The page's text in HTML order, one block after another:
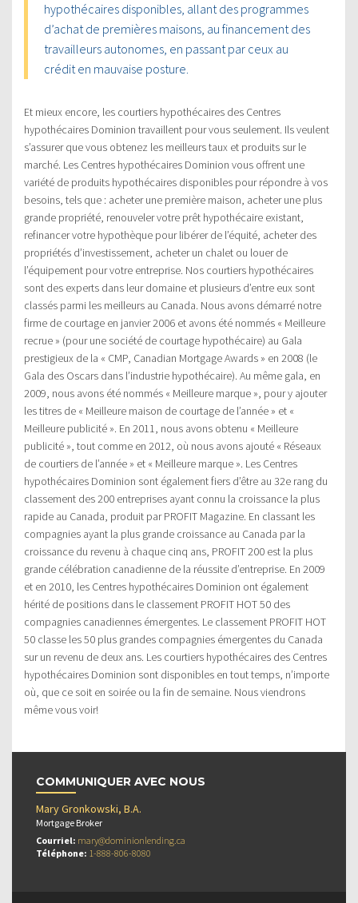
hypothécaires disponibles, allant des programmes
d’achat de premières maisons, au financement des
travailleurs autonomes, en passant par ceux au
crédit en mauvaise posture.
Et mieux encore, les courtiers hypothécaires des Centres
hypothécaires Dominion travaillent pour vous seulement. Ils veulent
s’assurer que vous obtenez les meilleurs taux et produits sur le
marché. Les Centres hypothécaires Dominion vous offrent une
variété de produits hypothécaires disponibles pour répondre à vos
besoins, tels que : acheter une première maison, acheter une plus
grande propriété, renouveler votre prêt hypothécaire existant,
refinancer votre hypothèque pour libérer de l’équité, acheter des
propriétés d’investissement, acheter un chalet ou louer de
l’équipement pour votre entreprise. Nos courtiers hypothécaires
sont des experts dans leur domaine et plusieurs d’entre eux sont
classés parmi les meilleurs au Canada. Nous avons démarré notre
firme de courtage en janvier 2006 et avons été nommés « Meilleure
recrue » (pour une société de courtage hypothécaire) au Gala
prestigieux de la « CMP, Canadian Mortgage Awards » en 2008 (le
Gala des Oscars dans l’industrie hypothécaire). Au même gala, en
2009, nous avons été nommés « Meilleure marque », pour y ajouter
les titres de « Meilleure maison de courtage de l’année » et «
Meilleure publicité ». En 2011, nous avons obtenu « Meilleure
publicité », tout comme en 2012, où nous avons ajouté « Réseaux
de courtiers de l’année » et « Meilleure marque ». Les Centres
hypothécaires Dominion sont également fiers d’être au 32e rang du
classement des 200 entreprises ayant connu la croissance la plus
rapide au Canada, produit par PROFIT Magazine. En classant les
compagnies ayant la plus grande croissance au Canada par la
croissance du revenu à chaque cinq ans, PROFIT 200 est la plus
grande célébration canadienne de la réussite d’entreprise. En 2009
et en 2010, les Centres hypothécaires Dominion ont également
hérité de positions dans le classement PROFIT HOT 50 des
compagnies canadiennes émergentes. Le classement PROFIT HOT
50 classe les 50 plus grandes compagnies émergentes du Canada
sur un revenu de deux ans. Les courtiers hypothécaires des Centres
hypothécaires Dominion sont disponibles en tout temps, n’importe
où, que ce soit en soirée ou la fin de semaine. Nous viendrons
même vous voir!
COMMUNIQUER AVEC NOUS
Mary Gronkowski, B.A.
Mortgage Broker
Courriel: mary@dominionlending.ca
Téléphone: 1-888-806-8080